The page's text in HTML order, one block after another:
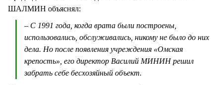
ШАЛМИН объяснял:
– С 1991 года, когда врата были построены,
использовались, обслуживались, никому не было до них
дела. Но после появления учреждения «Омская
крепость», его директор Василий МИНИН решил
забрать себе бесхозяйный объект.